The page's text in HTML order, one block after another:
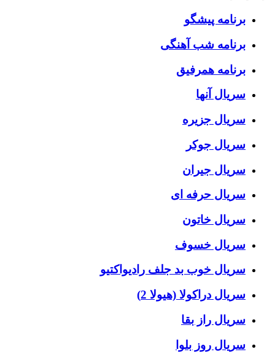
برنامه پیشگو
برنامه شب آهنگی
برنامه همرفیق
سریال آنها
سریال جزیره
سریال جوکر
سریال جیران
سریال حرفه ای
سریال خاتون
سریال خسوف
سریال خوب بد جلف رادیواکتیو
سریال دراکولا (هیولا 2)
سریال راز بقا
سریال روز بلوا